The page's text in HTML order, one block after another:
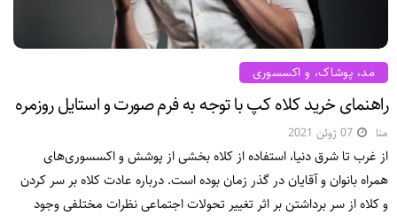
مد، پوشاک، و اکسسوری
راهنمای خرید کلاه کپ با توجه به فرم صورت و استایل روزمره
منا 07 ژوئن 2021
از غرب تا شرق دنیا، استفاده از کلاه بخشی از پوشش و اکسسوری‌های
همراه بانوان و آقایان در گذر زمان بوده است. درباره عادت کلاه بر سر کردن
و کلاه از سر برداشتن بر اثر تغییر تحولات اجتماعی نظرات مختلفی وجود